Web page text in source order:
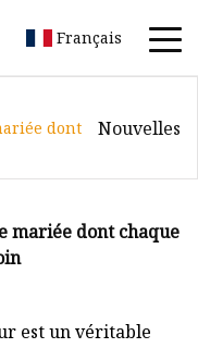
Français
dont
Nouvelles
mariée dont chaque
est un véritable